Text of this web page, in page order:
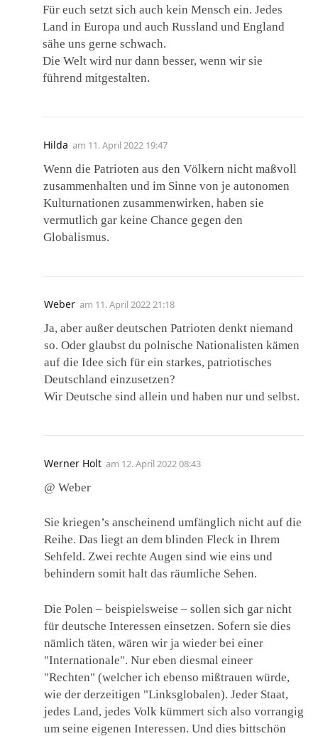
Für euch setzt sich auch kein Mensch ein. Jedes
Land in Europa und auch Russland und England
sähe uns gerne schwach.
Die Welt wird nur dann besser, wenn wir sie
führend mitgestalten.
Hilda am 11. April 2022 19:47
Wenn die Patrioten aus den Völkern nicht maßvoll
zusammenhalten und im Sinne von je autonomen
Kulturnationen zusammenwirken, haben sie
vermutlich gar keine Chance gegen den
Globalismus.
Weber am 11. April 2022 21:18
Ja, aber außer deutschen Patrioten denkt niemand
so. Oder glaubst du polnische Nationalisten kämen
auf die Idee sich für ein starkes, patriotisches
Deutschland einzusetzen?
Wir Deutsche sind allein und haben nur und selbst.
Werner Holt am 12. April 2022 08:43
@ Weber
Sie kriegen’s anscheinend umfänglich nicht auf die
Reihe. Das liegt an dem blinden Fleck in Ihrem
Sehfeld. Zwei rechte Augen sind wie eins und
behindern somit halt das räumliche Sehen.
Die Polen – beispielsweise – sollen sich gar nicht
für deutsche Interessen einsetzen. Sofern sie dies
nämlich täten, wären wir ja wieder bei einer
"Internationale". Nur eben diesmal eineer
"Rechten" (welcher ich ebenso mißtrauen würde,
wie der derzeitigen "Linksglobalen). Jeder Staat,
jedes Land, jedes Volk kümmert sich also vorrangig
um seine eigenen Interessen. Und dies bittschön